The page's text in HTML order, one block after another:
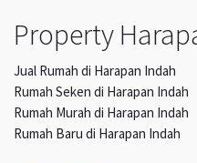
Property
Jual Rumah di Harapan Indah
Rumah Seken di Harapan Indah
Rumah Murah di Harapan Indah
Rumah Baru di Harapan Indah